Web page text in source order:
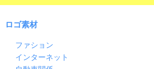
ロゴ素材
ファション
インターネット